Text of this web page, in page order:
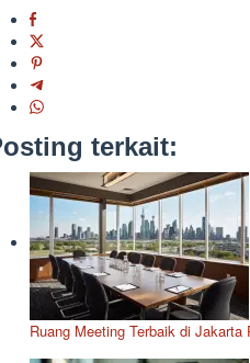
terkait:
Ruang Meeting Terbaik di